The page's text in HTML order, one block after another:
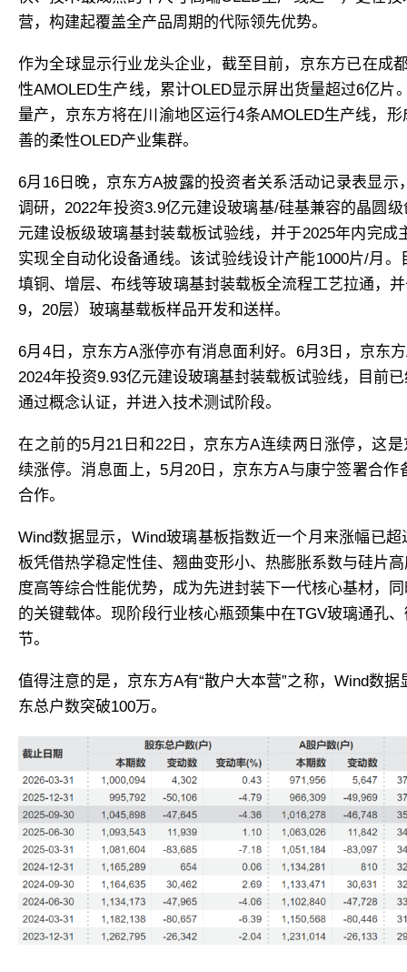
营，构建起覆盖全产品周期的代际领先优势。
作为全球显示行业龙头企业，截至目前，京东方已在成
性AMOLED生产线，累计OLED显示屏出货量超过6亿片
量产，京东方将在川渝地区运行4条AMOLED生产线，
善的柔性OLED产业集群。
6月16日晚， 京东方A披露的投资者关系活动记录表显示
调研，2022年投资3.9亿元建设玻璃基/硅基兼容的晶圆
元建设板级玻璃基封装载板试验线，并于2025年内完成
实现全自动化设备通线。该试验线设计产能1000片/月
填铜、增层、布线等玻璃基封装载板全流程工艺拉通，
9，20层）玻璃基载板样品开发和送样。
6月4日， 京东方A涨停亦有消息面利好。 6月3日， 京东
2024年投资9.93亿元建设玻璃基封装载板试验线，目前
通过概念认证，并进入技术测试阶段。
在之前的5月21日和22日 ， 京东方A连续两日涨停，这是
续涨停。消息面上，5月20日， 京东方A与康宁签署合作
合作。
Wind数据显示，Wind玻璃基板指数近一个月来涨幅已
板凭借热学稳定性佳、翘曲变形小、热膨胀系数与硅片
度高等综合性能优势，成为先进封装 下一代核心基材，
的关键载体。现阶段行业核心瓶颈集中在TGV玻璃通孔
节。
值得注意的是， 京东方A有“散户大本营”之称，Wind数
东总户数突破100万。